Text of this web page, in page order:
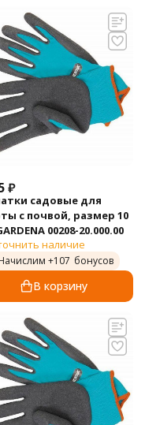
₽
садовые для
с почвой, размер 10
00208-20.000.00
наличие
+107 бонусов
В корзину